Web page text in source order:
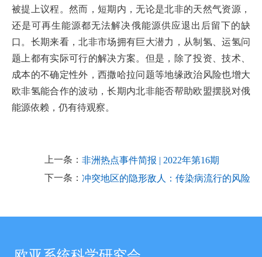
被提上议程。然而，短期内，无论是北非的天然气资源，
还是可再生能源都无法解决俄能源供应退出后留下的缺
口。长期来看，北非市场拥有巨大潜力，从制氢、运氢问
题上都有实际可行的解决方案。但是，除了投资、技术、
成本的不确定性外，西撒哈拉问题等地缘政治风险也增大
欧非氢能合作的波动，长期内北非能否帮助欧盟摆脱对俄
能源依赖，仍有待观察。
上一条： 非洲热点事件简报 | 2022年第16期
下一条： 冲突地区的隐形敌人：传染病流行的风险